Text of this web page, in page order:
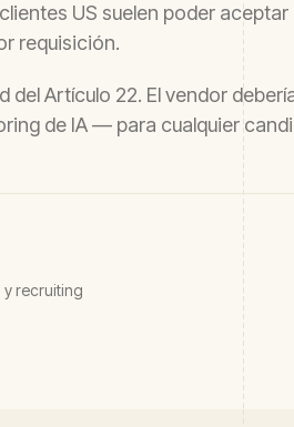
US suelen poder
requisición.
del Artículo 22. El vendor
de IA — para cualquier
y recruiting